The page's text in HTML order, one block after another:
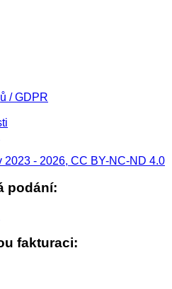
/ GDPR
- 2026, CC BY-NC-ND 4.0
podání:
fakturaci: